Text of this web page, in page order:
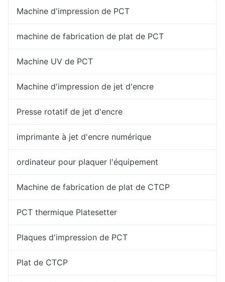
Machine d'impression de PCT
machine de fabrication de plat de PCT
Machine UV de PCT
Machine d'impression de jet d'encre
Presse rotatif de jet d'encre
imprimante à jet d'encre numérique
ordinateur pour plaquer l'équipement
Machine de fabrication de plat de CTCP
PCT thermique Platesetter
Plaques d'impression de PCT
Plat de CTCP